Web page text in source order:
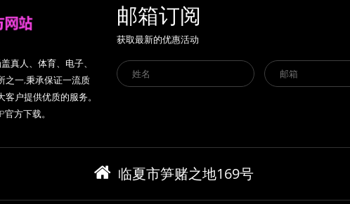
真人、体育、电子、
之一,秉承保证一流质
户提供优质的服务。
方下载。
邮箱订阅
获取最新的优惠活动
临夏市笋赌之地169号